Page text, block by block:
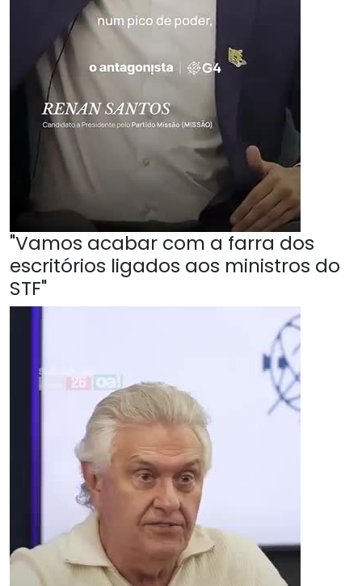
"Vamos acabar com a farra dos
escritórios ligados aos ministros do
STF"